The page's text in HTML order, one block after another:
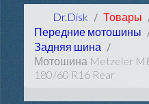
Dr.Disk Товары
Передние мотошины
Задняя шина
Мотошина Metzeler
180/60 R16 Rear